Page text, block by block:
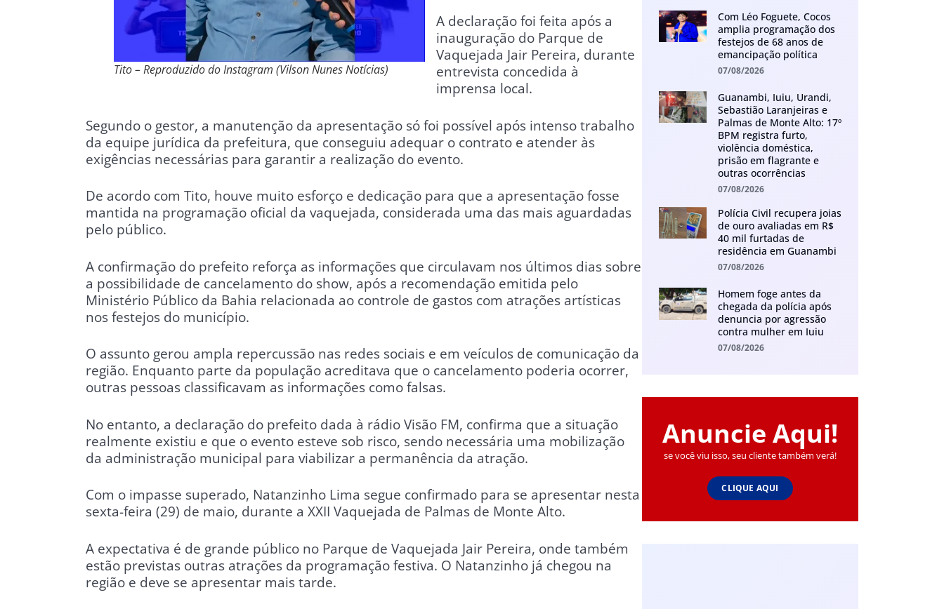
Tito – Reproduzido do Instagram (Vilson Nunes Notícias)
A declaração foi feita após a
inauguração do Parque de
Vaquejada Jair Pereira, durante
entrevista concedida à
imprensa local.
Segundo o gestor, a manutenção da apresentação só foi possível após intenso trabalho
da equipe jurídica da prefeitura, que conseguiu adequar o contrato e atender às
exigências necessárias para garantir a realização do evento.
De acordo com Tito, houve muito esforço e dedicação para que a apresentação fosse
mantida na programação oficial da vaquejada, considerada uma das mais aguardadas
pelo público.
A confirmação do prefeito reforça as informações que circulavam nos últimos dias sobre
a possibilidade de cancelamento do show, após a recomendação emitida pelo
Ministério Público da Bahia relacionada ao controle de gastos com atrações artísticas
nos festejos do município.
O assunto gerou ampla repercussão nas redes sociais e em veículos de comunicação da
região. Enquanto parte da população acreditava que o cancelamento poderia ocorrer,
outras pessoas classificavam as informações como falsas.
No entanto, a declaração do prefeito dada à rádio Visão FM, confirma que a situação
realmente existiu e que o evento esteve sob risco, sendo necessária uma mobilização
da administração municipal para viabilizar a permanência da atração.
Com o impasse superado, Natanzinho Lima segue confirmado para se apresentar nesta
sexta-feira (29) de maio, durante a XXII Vaquejada de Palmas de Monte Alto.
A expectativa é de grande público no Parque de Vaquejada Jair Pereira, onde também
estão previstas outras atrações da programação festiva. O Natanzinho já chegou na
região e deve se apresentar mais tarde.
Com Léo Foguete, Cocos
amplia programação dos
festejos de 68 anos de
emancipação política
07/08/2026
Guanambi, Iuiu, Urandi,
Sebastião Laranjeiras e
Palmas de Monte Alto: 17º
BPM registra furto,
violência doméstica,
prisão em flagrante e
outras ocorrências
07/08/2026
Polícia Civil recupera joias
de ouro avaliadas em R$
40 mil furtadas de
residência em Guanambi
07/08/2026
Homem foge antes da
chegada da polícia após
denuncia por agressão
contra mulher em Iuiu
07/08/2026
Anuncie Aqui!
se você viu isso, seu cliente também verá!
CLIQUE AQUI